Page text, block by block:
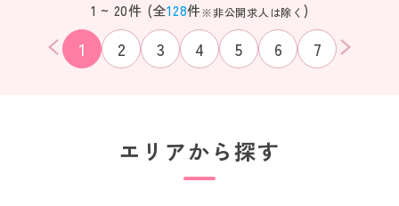
クリア
1 ~ 20件 (全128件※非公開求人は除く )
1 2 3 4 5 6 7
エリアから探す